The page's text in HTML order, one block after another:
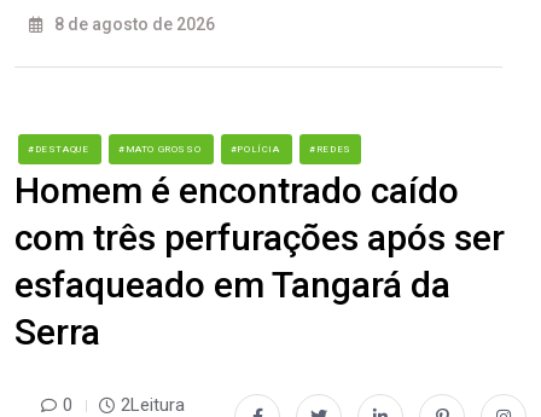
8 de agosto de 2026
#DESTAQUE #MATO GROSSO #POLÍCIA #REDES
Homem é encontrado caído
com três perfurações após ser
esfaqueado em Tangará da
Serra
0 2Leitura